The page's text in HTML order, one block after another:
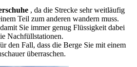
, da die Strecke sehr weitläufig
Teil zum anderen wandern muss.
Sie immer genug Flüssigkeit dabei
Nachfüllstationen.
den Fall, dass die Berge Sie mit einem
überraschen.